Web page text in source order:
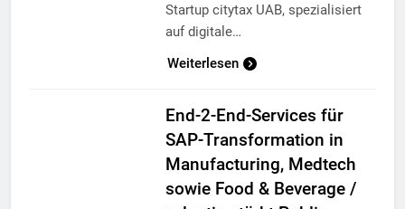
Startup citytax UAB, spezialisiert
auf digitale…
Weiterlesen
End-2-End-Services für
SAP-Transformation in
Manufacturing, Medtech
sowie Food & Beverage /